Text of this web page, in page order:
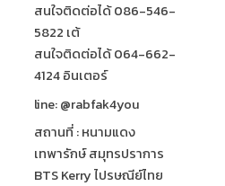
สนใจติดต่อได้ 086-546-
5822 เต้
สนใจติดต่อได้ 064-662-
4124 อินเตอร์
line: @rabfak4you
สถานที่ : หนามแดง
เทพารักษ์ สมุทรปราการ
BTS Kerry ไปรษณีย์ไทย